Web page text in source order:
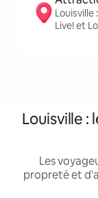
Louisville
Live! et
Louisville :
Les
propreté et